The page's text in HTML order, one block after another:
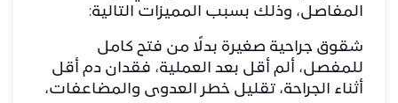
المفاصل، وذلك بسبب المميزات التالية:
شقوق جراحية صغيرة بدلًا من فتح كامل
للمفصل، ألم أقل بعد العملية، فقدان دم أقل
أثناء الجراحة، تقليل خطر العدوى والمضاعفات،